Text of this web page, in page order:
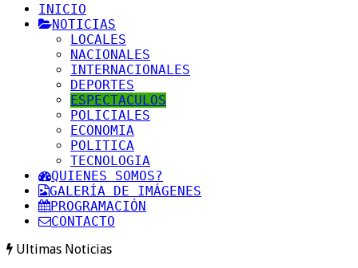
INICIO
NOTICIAS
LOCALES
NACIONALES
INTERNACIONALES
DEPORTES
ESPECTACULOS
POLICIALES
ECONOMIA
POLITICA
TECNOLOGIA
QUIENES SOMOS?
GALERÍA DE IMÁGENES
PROGRAMACIÓN
CONTACTO
Ultimas Noticias